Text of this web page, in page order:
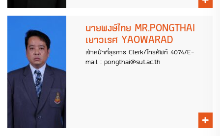
นายพงษ์ไทย MR.PONGTHAI
เยาวเรศ YAOWARAD
เจ้าหน้าที่ธุรการ Clerk/โทรศัพท์ 4074/E-
mail : pongthai@sut.ac.th